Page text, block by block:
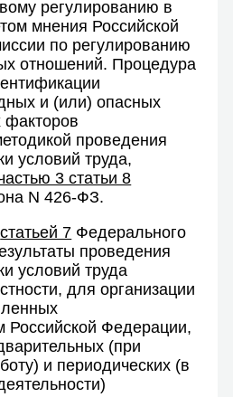
регулированию в
мнения Российской
по регулированию
отношений. Процедура
и (или) опасных
факторов
проведения
условий труда,
3 статьи 8
N 426-ФЗ.
статьей 7 Федерального
проведения
условий труда
для организации
Российской Федерации,
(при
и периодических (в